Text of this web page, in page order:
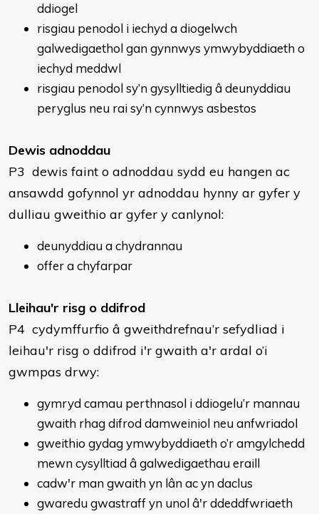
ddiogel
risgiau penodol i iechyd a diogelwch
galwedigaethol gan gynnwys ymwybyddiaeth o
iechyd meddwl
risgiau penodol sy’n gysylltiedig â deunyddiau
peryglus neu rai sy’n cynnwys asbestos
Dewis adnoddau
P3 dewis faint o adnoddau sydd eu hangen ac
ansawdd gofynnol yr adnoddau hynny ar gyfer y
dulliau gweithio ar gyfer y canlynol:
deunyddiau a chydrannau
offer a chyfarpar
Lleihau'r risg o ddifrod
P4 cydymffurfio â gweithdrefnau’r sefydliad i
leihau'r risg o ddifrod i'r gwaith a'r ardal o’i
gwmpas drwy:
gymryd camau perthnasol i ddiogelu’r mannau
gwaith rhag difrod damweiniol neu anfwriadol
gweithio gydag ymwybyddiaeth o’r amgylchedd
mewn cysylltiad â galwedigaethau eraill
cadw'r man gwaith yn lân ac yn daclus
gwaredu gwastraff yn unol â'r ddeddfwriaeth